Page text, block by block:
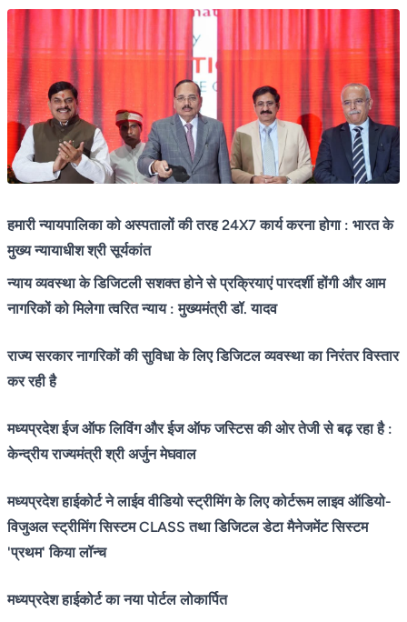
हमारी न्यायपालिका को अस्पतालों की तरह 24X7 कार्य करना होगा : भारत के
मुख्य न्यायाधीश श्री सूर्यकांत
न्याय व्यवस्था के डिजिटली सशक्त होने से प्रक्रियाएं पारदर्शी होंगी और आम
नागरिकों को मिलेगा त्वरित न्याय : मुख्यमंत्री डॉ. यादव
राज्य सरकार नागरिकों की सुविधा के लिए डिजिटल व्यवस्था का निरंतर विस्तार
कर रही है
मध्यप्रदेश ईज ऑफ लिविंग और ईज ऑफ जस्टिस की ओर तेजी से बढ़ रहा है :
केन्द्रीय राज्यमंत्री श्री अर्जुन मेघवाल
मध्यप्रदेश हाईकोर्ट ने लाईव वीडियो स्ट्रीमिंग के लिए कोर्टरूम लाइव ऑडियो-
विजुअल स्ट्रीमिंग सिस्टम CLASS तथा डिजिटल डेटा मैनेजमेंट सिस्टम
'प्रथम' किया लॉन्च
मध्यप्रदेश हाईकोर्ट का नया पोर्टल लोकार्पित